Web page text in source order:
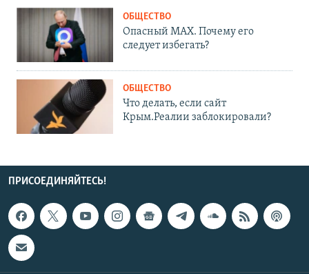
ОБЩЕСТВО
Опасный MAX. Почему его
следует избегать?
ОБЩЕСТВО
Что делать, если сайт
Крым.Реалии заблокировали?
ПРИСОЕДИНЯЙТЕСЬ!